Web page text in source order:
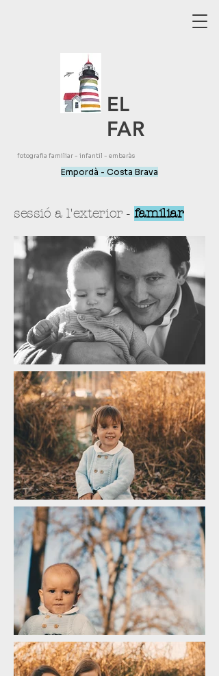
EL
FAR
fotografia familiar - infantil - embaràs
Empordà - Costa Brava
sessió a l'exterior - familiar